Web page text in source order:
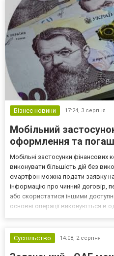
Бізнес новини 17:24, 3 серпня
Мобільний
оформлення та
Мобільні застосунки фінансових
виконувати більшість дій без
смартфон можна подати заявку
інформацію про чинний договір,
або скористатися іншими
основні операції виконуються в
Суспільство
14:08, 2 серпня